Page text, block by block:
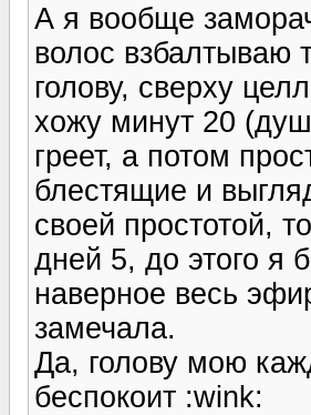
А я вообще
волос взбалтываю
голову, сверху
хожу минут 20
греет, а потом
блестящие и
своей простотой,
дней 5, до этого я
наверное весь
замечала.
Да, голову мою
беспокоит :wink: